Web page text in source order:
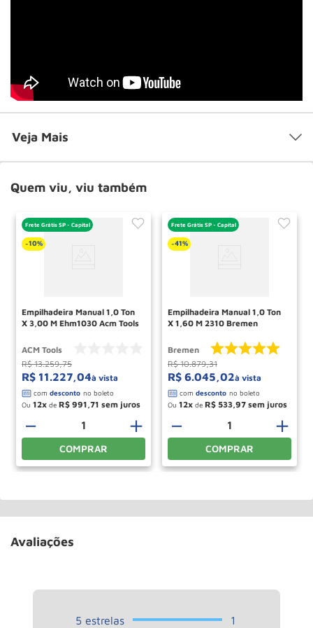
Veja Mais
Quem viu, viu também
Frete Grátis SP - Capital
-10%
Empilhadeira Manual 1,0 Ton
X 3,00 M Ehm1030 Acm Tools
ACM Tools
R$ 13.259,75
R$ 11.227 04à vista
Ou 12 de R$ 991 71
＋
－
COMPRAR
Frete Grátis SP - Capital
-41%
Empilhadeira Manual 1,0 Ton
X 1,60 M 2310 Bremen
Bremen
R$ 10.879,31
R$ 6.045 02à vista
Ou 12 de R$ 533 97
＋
－
COMPRAR
Avaliações
5 estrelas
1